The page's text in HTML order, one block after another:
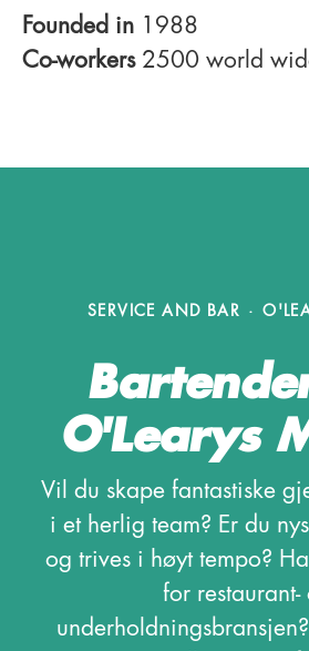
Founded in 1988
Co-workers 2500 world
SERVICE AND BAR ·
O'Learys
Vil du skape fantastiske
i et herlig team? Er du
og trives i høyt tempo?
for restaurant-